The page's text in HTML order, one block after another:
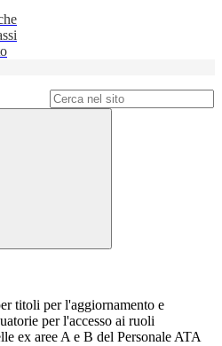
titoli per l'aggiornamento e
per l'accesso ai ruoli
ex aree A e B del Personale ATA